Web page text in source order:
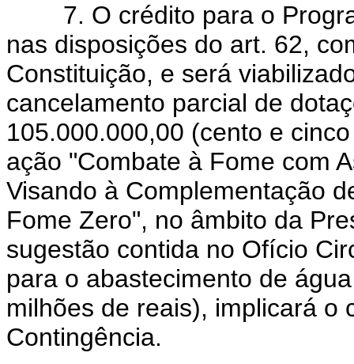
7. O crédito para o
nas disposições do art. 62,
Constituição, e será
cancelamento parcial de
105.000.000,00 (cento e
ação "Combate à Fome com
Visando à Complementação
Fome Zero", no âmbito da
sugestão contida no Ofício
para o abastecimento de
milhões de reais), implicará o
Contingência.